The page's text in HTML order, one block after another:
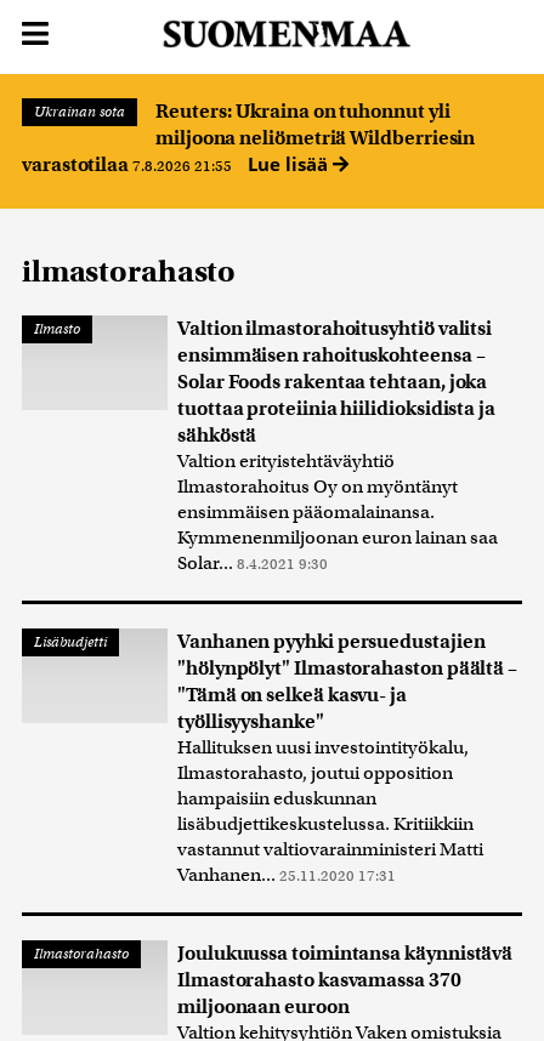
Ukrainan sota
Reuters: Ukraina on tuhonnut yli
miljoona neliömetriä Wildberriesin
varastotilaa 7.8.2026 21:55 Lue lisää
ilmastorahasto
Ilmasto
Valtion ilmastorahoitusyhtiö valitsi
ensimmäisen rahoituskohteensa –
Solar Foods rakentaa tehtaan, joka
tuottaa proteiinia hiilidioksidista ja
sähköstä
Valtion erityistehtäväyhtiö
Ilmastorahoitus Oy on myöntänyt
ensimmäisen pääomalainansa.
Kymmenenmiljoonan euron lainan saa
Solar... 8.4.2021 9:30
Lisäbudjetti
Vanhanen pyyhki persuedustajien
"hölynpölyt" Ilmastorahaston päältä –
"Tämä on selkeä kasvu- ja
työllisyyshanke"
Hallituksen uusi investointityökalu,
Ilmastorahasto, joutui opposition
hampaisiin eduskunnan
lisäbudjettikeskustelussa. Kritiikkiin
vastannut valtiovarainministeri Matti
Vanhanen... 25.11.2020 17:31
Ilmastorahasto
Joulukuussa toimintansa käynnistävä
Ilmastorahasto kasvamassa 370
miljoonaan euroon
Valtion kehitysyhtiön Vaken omistuksia